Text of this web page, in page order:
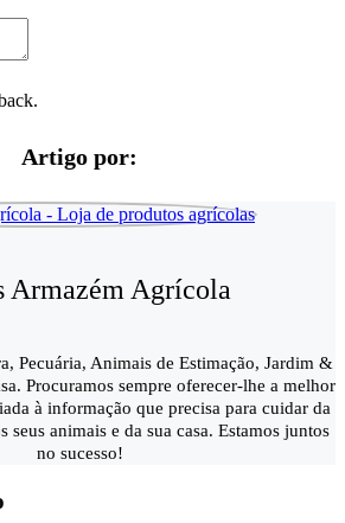
Artigo por:
Armazém Agrícola
Pecuária, Animais de Estimação, Jardim &
Procuramos sempre oferecer-lhe a melhor
à informação que precisa para cuidar da
seus animais e da sua casa. Estamos juntos
no sucesso!